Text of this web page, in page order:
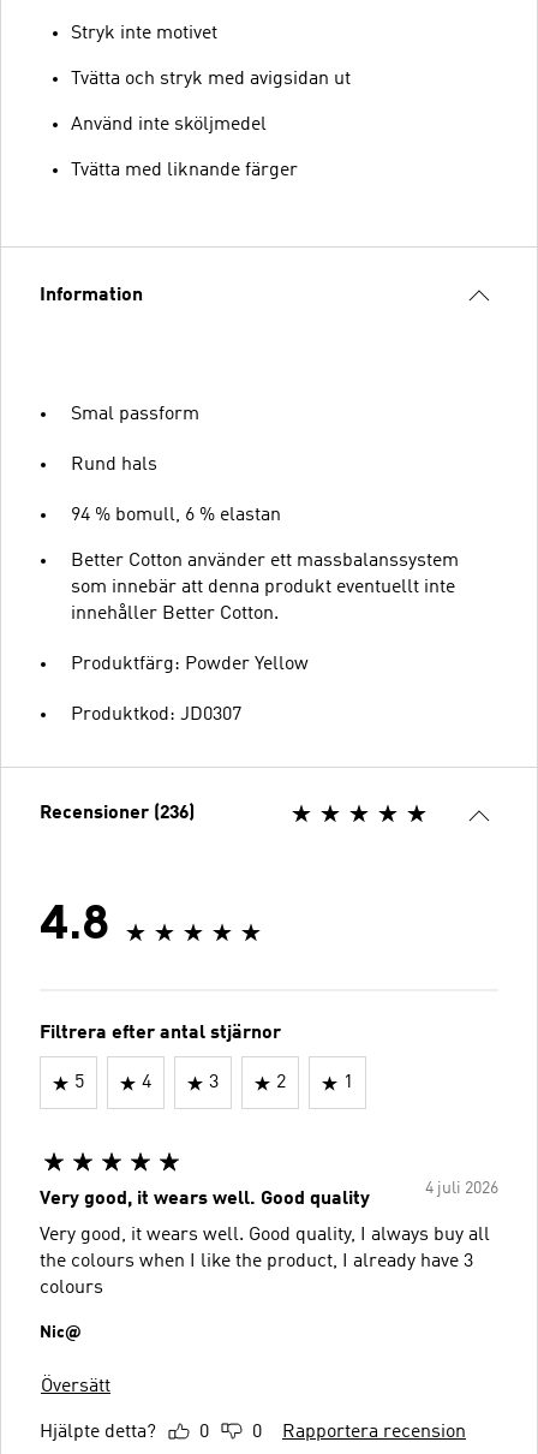
Stryk inte motivet
Tvätta och stryk med avigsidan ut
Använd inte sköljmedel
Tvätta med liknande färger
Information
Smal passform
Rund hals
94 % bomull, 6 % elastan
Better Cotton använder ett massbalanssystem
som innebär att denna produkt eventuellt inte
innehåller Better Cotton.
Produktfärg: Powder Yellow
Produktkod: JD0307
Recensioner (236)
4.8
Filtrera efter antal stjärnor
5 4 3 2 1
4 juli 2026
Very good, it wears well. Good quality
Very good, it wears well. Good quality, I always buy all
the colours when I like the product, I already have 3
colours
Nic@
Översätt
Hjälpte detta? 0 0 Rapportera recension